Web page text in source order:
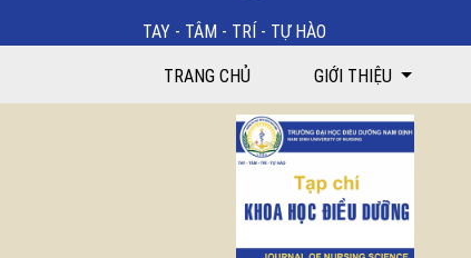
TAY - TÂM - TRÍ - TỰ HÀO
TRANG CHỦ GIỚI THIỆU